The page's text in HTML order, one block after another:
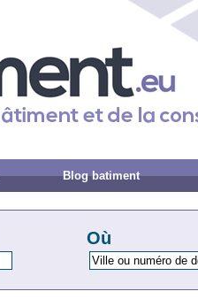
Blog batiment
Où